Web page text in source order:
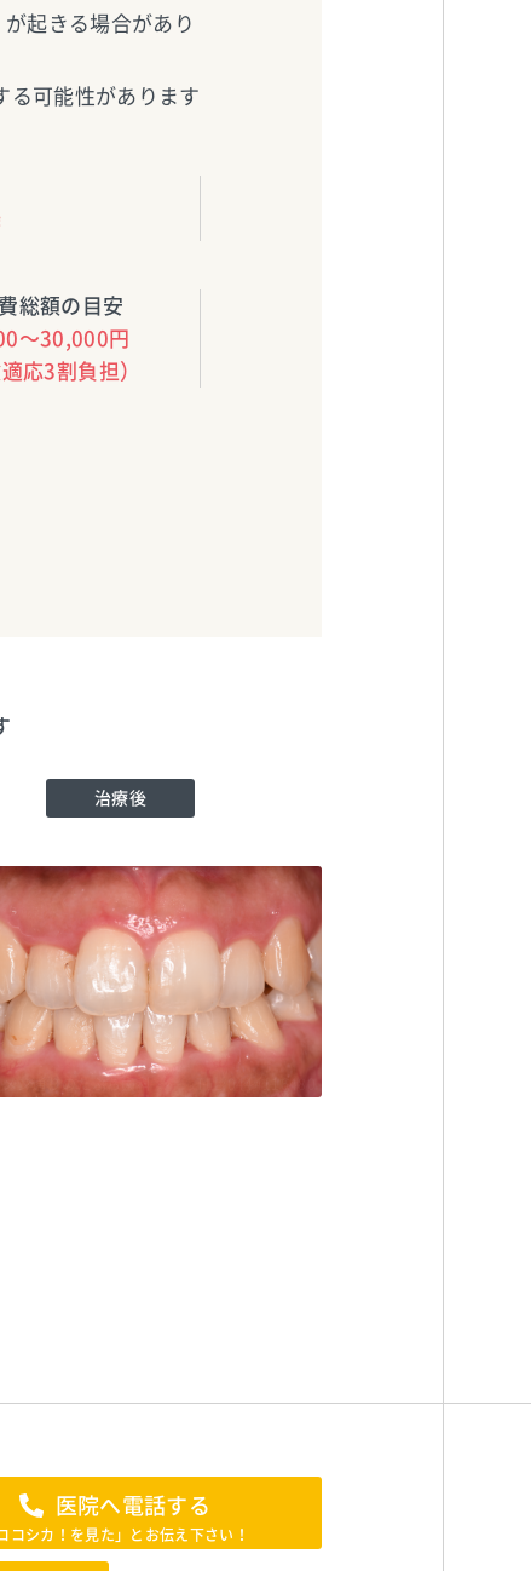
起きる場合があり
る可能性があります
総額の目安
〜30,000円
適応3割負担）
治療後
メン通りのたぶち歯科 TEL:0444116480
医院へ電話する
コシカ！を見た」とお伝え下さい！